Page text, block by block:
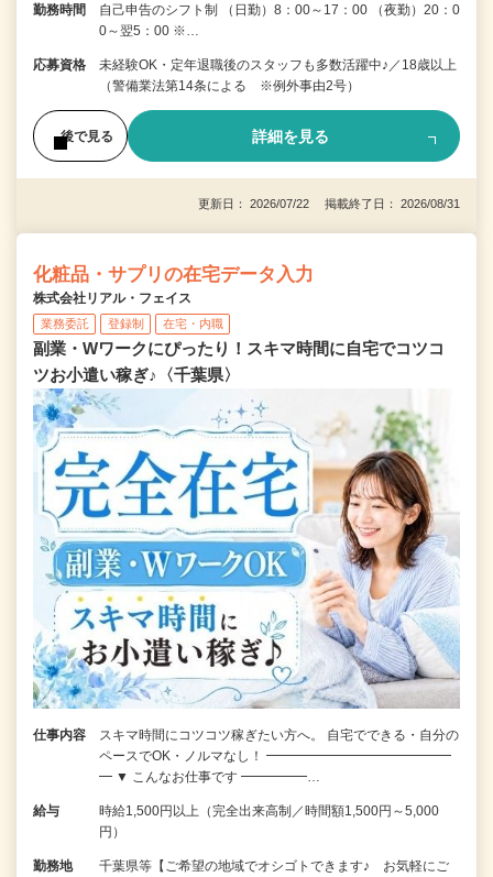
勤務時間
自己申告のシフト制 （日勤）8：00～17：00 （夜勤）20：0
0～翌5：00 ※…
応募資格
未経験OK・定年退職後のスタッフも多数活躍中♪／18歳以上
（警備業法第14条による ※例外事由2号）
後で見る 詳細を見る
更新日： 2026/07/22 掲載終了日： 2026/08/31
化粧品・サプリの在宅データ入力
株式会社リアル・フェイス
業務委託 登録制 在宅・内職
副業・Wワークにぴったり！スキマ時間に自宅でコツコ
ツお小遣い稼ぎ♪〈千葉県〉
仕事内容
スキマ時間にコツコツ稼ぎたい方へ。 自宅でできる・自分の
ペースでOK・ノルマなし！ ━━━━━━━━━━━━━━
━ ▼ こんなお仕事です ━━━━━…
給与
時給1,500円以上（完全出来高制／時間額1,500円～5,000
円）
勤務地
千葉県等【ご希望の地域でオシゴトできます♪ お気軽にご